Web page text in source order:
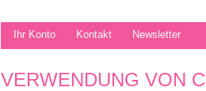
Ihr Konto Kontakt Newsletter
VERWENDUNG VON